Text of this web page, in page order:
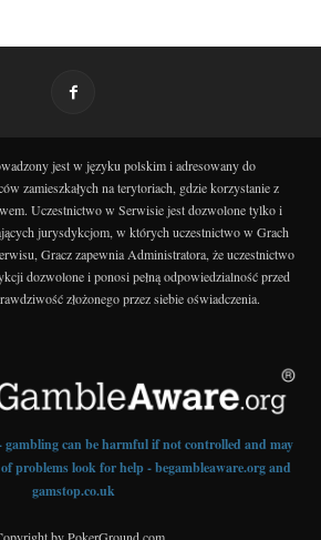
jest w języku polskim i adresowany do
zamieszkałych na terytoriach, gdzie korzystanie z
Uczestnictwo w Serwisie jest dozwolone tylko i
jurysdykcjom, w których uczestnictwo w Grach
Gracz zapewnia Administratora, że uczestnictwo
dozwolone i ponosi pełną odpowiedzialność przed
złożonego przez siebie oświadczenia.
gambling can be harmful if not controlled and may
problems look for help - begambleaware.org and
gamstop.co.uk